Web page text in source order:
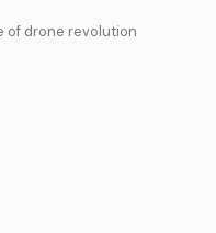
of drone revolution